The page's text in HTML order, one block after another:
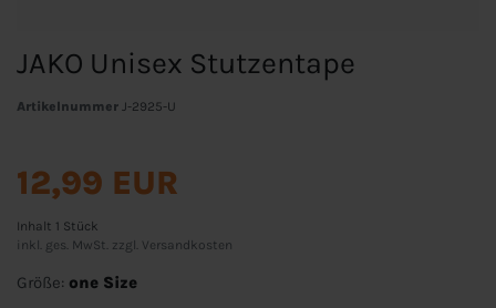
JAKO Unisex Stutzentape
Artikelnummer J-2925-U
12,99 EUR
Inhalt 1 Stück
inkl. ges. MwSt. zzgl. Versandkosten
Größe: one Size